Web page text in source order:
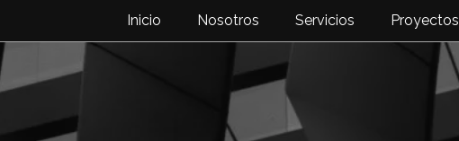
Inicio Nosotros Servicios Proyectos